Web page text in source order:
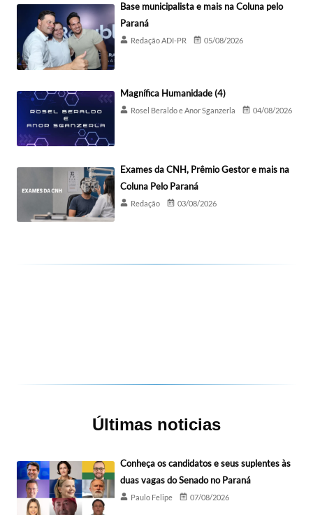
Base municipalista e mais na Coluna pelo
Paraná
Redação ADI-PR 05/08/2026
Magnífica Humanidade (4)
Rosel Beraldo e Anor Sganzerla 04/08/2026
Exames da CNH, Prêmio Gestor e mais na
Coluna Pelo Paraná
Redação 03/08/2026
Últimas noticias
Conheça os candidatos e seus suplentes às
duas vagas do Senado no Paraná
Paulo Felipe 07/08/2026